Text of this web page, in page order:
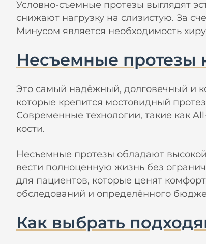
Условно-съемные протезы выглядят
снижают нагрузку на слизистую. За
Минусом является необходимость
Несъемные протезы
Это самый надёжный, долговечный и
которые крепится мостовидный
Современные технологии, такие как
кости.
Несъемные протезы обладают
вести полноценную жизнь без
для пациентов, которые ценят
обследований и определённого
Как выбрать